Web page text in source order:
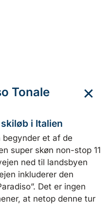
Tonale
i Italien
et af de
super skøn non-stop 11
ned til landsbyen
inkluderer den
Det er ingen
at netop denne tur